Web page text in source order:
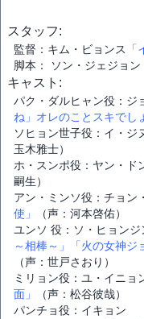
スタッフ:
監督：キム・ビョンス
脚本： ソン・ジェジョン
キャスト:
パク・ダルヒャン役：ジ
ね」 オレのことスキでし
ソヒョン世子役：イ・ジ
玉木雅士）
ホ・スンポ役：ヤン・ド
嗣生）
アン・ミンソ役：チョン
使」
（声：河本啓佑）
ユンソ 役：ソ・ヒョンジ
～相棒～」
「火の女神ジ
（声：世戸さおり）
ミリョン役：ユ・イニョ
面」
（声：松谷彼哉）
パンチョ役：イキョン